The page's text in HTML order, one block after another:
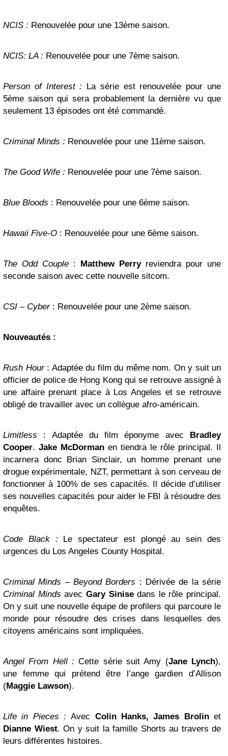
NCIS : Renouvelée pour une 13ème saison.
NCIS: LA : Renouvelée pour une 7ème saison.
Person of Interest : La série est renouvelée pour une
5ème saison qui sera probablement la dernière vu que
seulement 13 épisodes ont été commandé.
Criminal Minds : Renouvelée pour une 11ème saison.
The Good Wife : Renouvelée pour une 7ème saison.
Blue Bloods : Renouvelée pour une 6ème saison.
Hawaii Five-O : Renouvelée pour une 6ème saison.
The Odd Couple : Matthew Perryreviendra pour une
seconde saison avec cette nouvelle sitcom.
CSI – Cyber: Renouvelée pour une 2ème saison.
Nouveautés :
Rush Hour: Adaptée du film du même nom. On y suit un
officier de police de Hong Kong qui se retrouve assigné à
une affaire prenant place à Los Angeles et se retrouve
obligé de travailler avec un collègue afro-américain.
Limitless : Adaptée du film éponyme avec Bradley
Cooper. Jake McDorman en tiendra le rôle principal. Il
incarnera donc Brian Sinclair, un homme prenant une
drogue expérimentale, NZT, permettant à son cerveau de
fonctionner à 100% de ses capacités. Il décide d’utiliser
ses nouvelles capacités pour aider le FBI à résoudre des
enquêtes.
Code Black : Le spectateur est plongé au sein des
urgences du Los Angeles County Hospital.
Criminal Minds – Beyond Borders : Dérivée de la série
Criminal Minds avec Gary Sinisedans le rôle principal.
On y suit une nouvelle équipe de profilers qui parcoure le
monde pour résoudre des crises dans lesquelles des
citoyens américains sont impliquées.
Angel From Hell :Cette série suit Amy (Jane Lynch),
une femme qui prétend être l’ange gardien d’Allison
(Maggie Lawson).
Life in Pieces :Avec Colin Hanks, James Brolinet
Dianne Wiest. On y suit la famille Shorts au travers de
leurs différentes histoires.